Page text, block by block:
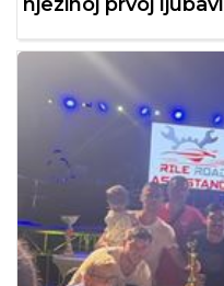
njezinoj prvoj ljubavi